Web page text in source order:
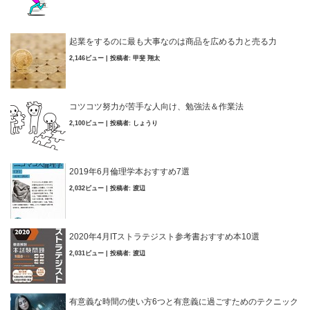
起業をするのに最も大事なのは商品を広める力と売る力
2,146ビュー 投稿者: 甲斐 翔太
コツコツ努力が苦手な人向け、勉強法＆作業法
2,100ビュー 投稿者: しょうり
2019年6月倫理学本おすすめ7選
2,032ビュー 投稿者: 渡辺
2020年4月ITストラテジスト参考書おすすめ本10選
2,031ビュー 投稿者: 渡辺
有意義な時間の使い方6つと有意義に過ごすためのテクニック